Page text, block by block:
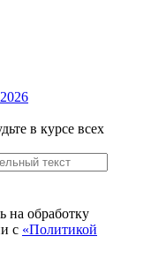
в курсе всех
на обработку
с «Политикой